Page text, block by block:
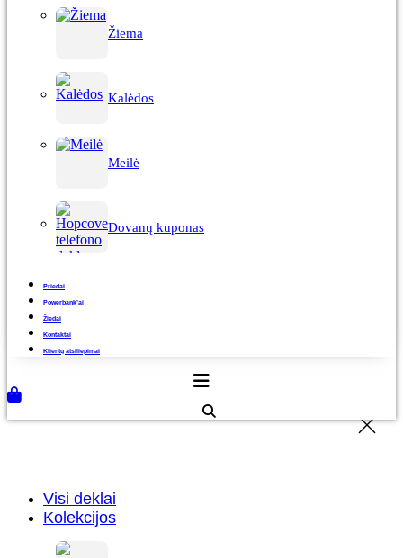
Žiema
Kalėdos
Meilė
Dovanų kuponas
Priedai
Powerbank’ai
Žiedai
Kontaktai
Klientų atsiliepimai
Visi deklai
Kolekcijos